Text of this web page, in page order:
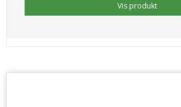
Vis produkt